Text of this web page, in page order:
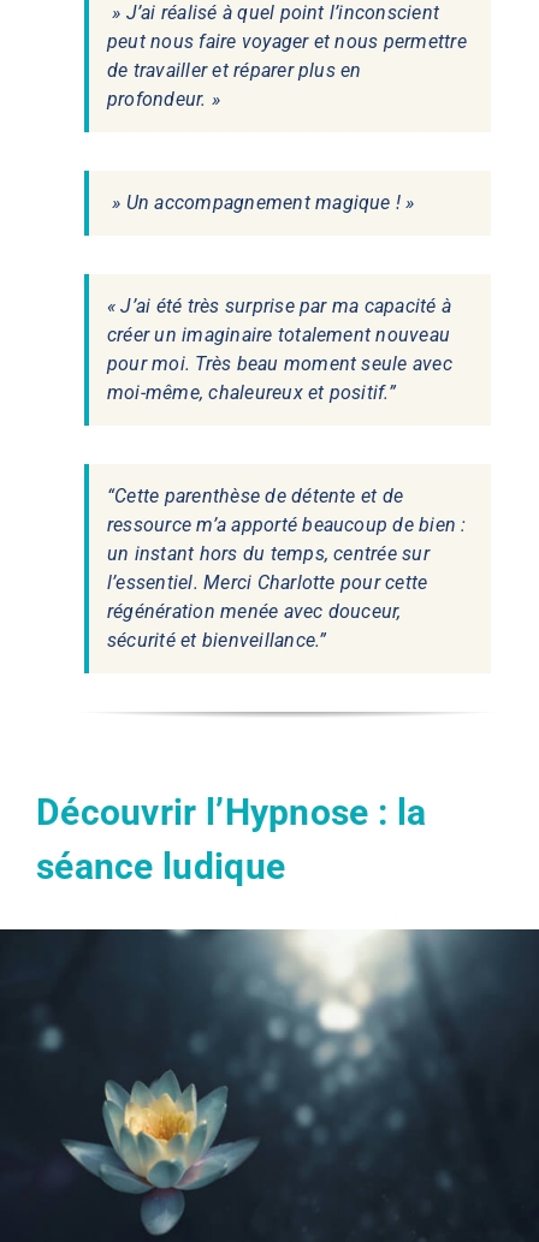
» J’ai réalisé à quel point l’inconscient
peut nous faire voyager et nous permettre
de travailler et réparer plus en
profondeur. »
» Un accompagnement magique ! »
« J’ai été très surprise par ma capacité à
créer un imaginaire totalement nouveau
pour moi. Très beau moment seule avec
moi-même, chaleureux et positif.”
“Cette parenthèse de détente et de
ressource m’a apporté beaucoup de bien :
un instant hors du temps, centrée sur
l’essentiel. Merci Charlotte pour cette
régénération menée avec douceur,
sécurité et bienveillance.”
Découvrir l’Hypnose : la
séance ludique